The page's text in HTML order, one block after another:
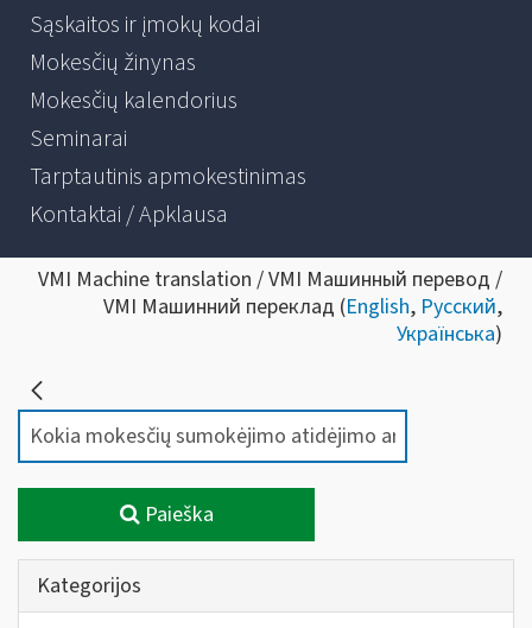
Sąskaitos ir įmokų kodai
Mokesčių žinynas
Mokesčių kalendorius
Seminarai
Tarptautinis apmokestinimas
Kontaktai / Apklausa
VMI Machine translation / VMI Машинный перевод /
VMI Машинний переклад (English, Русский,
Українська)
Paieška
Kategorijos